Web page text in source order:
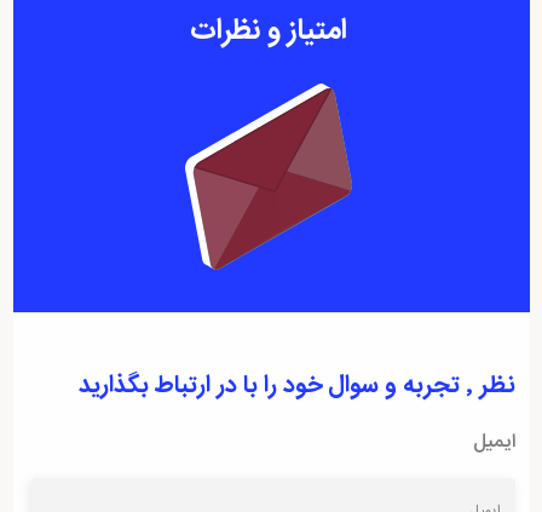
امتیاز و نظرات
نظر ٬ تجربه و سوال خود را با در ارتباط بگذارید
ایمیل